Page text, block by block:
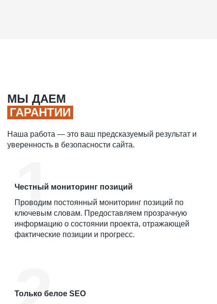
МЫ ДАЕМ
ГАРАНТИИ
Наша работа — это ваш предсказуемый результат и
уверенность в безопасности сайта.
Честный мониторинг позиций
Проводим постоянный мониторинг позиций по
ключевым словам. Предоставляем прозрачную
информацию о состоянии проекта, отражающей
фактические позиции и прогресс.
Только белое SEO